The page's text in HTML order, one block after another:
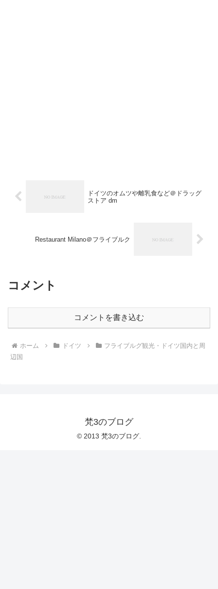
ドイツのオムツや離乳食など＠ドラッグ
ストア dm
Restaurant Milano＠フライブルク
コメント
コメントを書き込む
ホーム ドイツ
フライブルグ観光・ドイツ国内と周
辺国
梵3のブログ
© 2013 梵3のブログ.